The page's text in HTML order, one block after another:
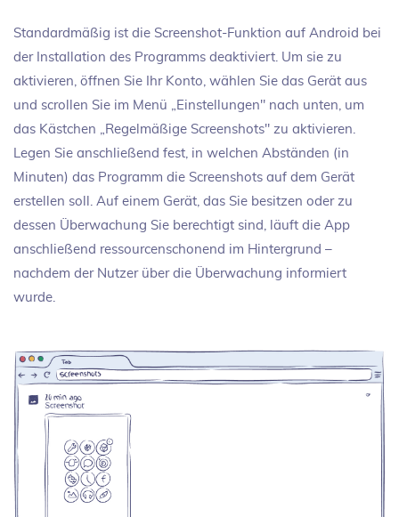
Standardmäßig ist die Screenshot-Funktion auf Android bei
der Installation des Programms deaktiviert. Um sie zu
aktivieren, öffnen Sie Ihr Konto, wählen Sie das Gerät aus
und scrollen Sie im Menü „Einstellungen" nach unten, um
das Kästchen „Regelmäßige Screenshots" zu aktivieren.
Legen Sie anschließend fest, in welchen Abständen (in
Minuten) das Programm die Screenshots auf dem Gerät
erstellen soll. Auf einem Gerät, das Sie besitzen oder zu
dessen Überwachung Sie berechtigt sind, läuft die App
anschließend ressourcenschonend im Hintergrund –
nachdem der Nutzer über die Überwachung informiert
wurde.